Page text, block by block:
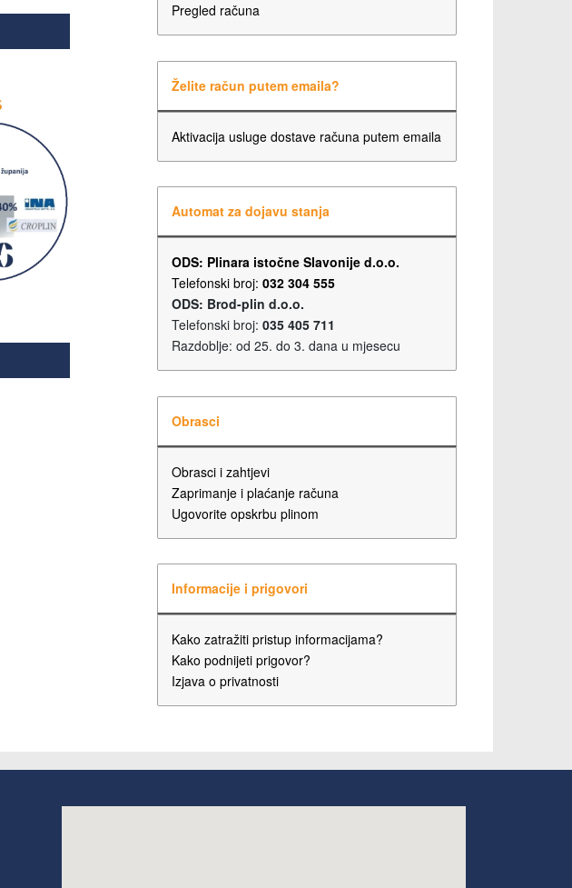
Pregled računa
Želite račun putem emaila?
Aktivacija usluge dostave računa putem emaila
Automat za dojavu stanja
ODS: Plinara istočne Slavonije d.o.o.
Telefonski broj: 032 304 555
ODS: Brod-plin d.o.o.
Telefonski broj: 035 405 711
Razdoblje: od 25. do 3. dana u mjesecu
Obrasci
Obrasci i zahtjevi
Zaprimanje i plaćanje računa
Ugovorite opskrbu plinom
Informacije i prigovori
Kako zatražiti pristup informacijama?
Kako podnijeti prigovor?
Izjava o privatnosti